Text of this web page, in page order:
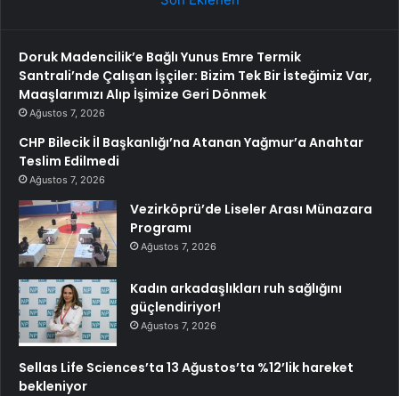
Doruk Madencilik’e Bağlı Yunus Emre Termik
Santrali’nde Çalışan İşçiler: Bizim Tek Bir İsteğimiz Var,
Maaşlarımızı Alıp İşimize Geri Dönmek
Ağustos 7, 2026
CHP Bilecik İl Başkanlığı’na Atanan Yağmur’a Anahtar
Teslim Edilmedi
Ağustos 7, 2026
Vezirköprü’de Liseler Arası Münazara
Programı
Ağustos 7, 2026
Kadın arkadaşlıkları ruh sağlığını
güçlendiriyor!
Ağustos 7, 2026
Sellas Life Sciences’ta 13 Ağustos’ta %12’lik hareket
bekleniyor